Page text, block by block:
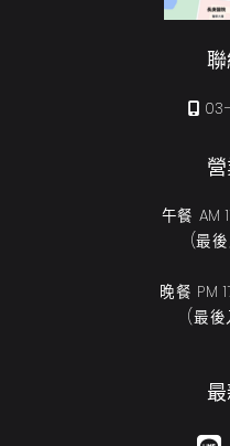
午餐 AM
(最後
晚餐 PM
(最後